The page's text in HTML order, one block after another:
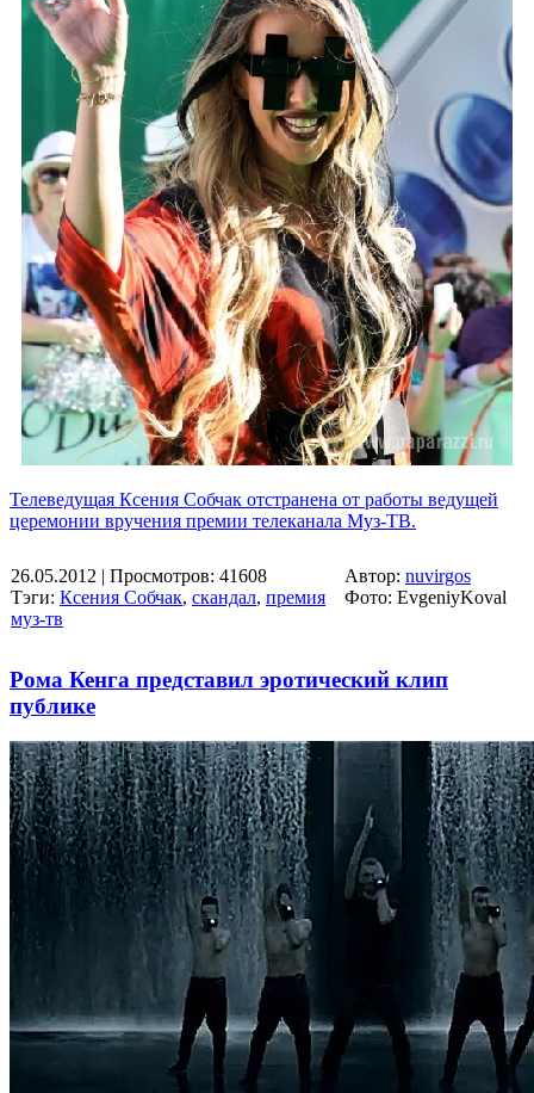
Телеведущая Ксения Собчак отстранена от работы ведущей
церемонии вручения премии телеканала Муз-ТВ.
26.05.2012 | Просмотров: 41608
Тэги: Ксения Собчак, скандал, премия
муз-тв
Автор: nuvirgos
Фото: EvgeniyKoval
Рома Кенга представил эротический клип
публике